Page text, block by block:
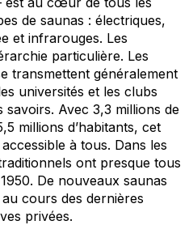
de saunas : électriques,
et infrarouges. Les
particulière. Les
transmettent généralement
universités et les clubs
Avec 3,3 millions de
millions d’habitants, cet
à tous. Dans les
ont presque tous
De nouveaux saunas
cours des dernières
privées.